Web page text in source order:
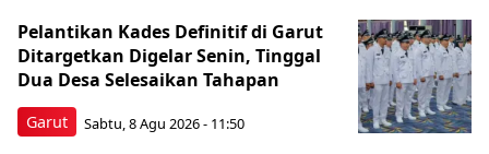
Garut
Pelantikan Kades Definitif di Garut
Ditargetkan Digelar Senin, Tinggal
Dua Desa Selesaikan Tahapan
Sabtu, 8 Agu 2026 - 11:50